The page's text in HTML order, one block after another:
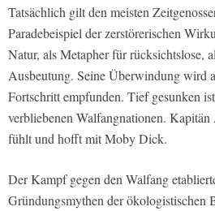
Tatsächlich gilt den meisten
Paradebeispiel der zerstörerischen
Natur, als Metapher für rücksichtslose,
Ausbeutung. Seine Überwindung wird
Fortschritt empfunden. Tief gesunken
verbliebenen Walfangnationen.
fühlt und hofft mit Moby Dick.
Der Kampf gegen den Walfang
Gründungsmythen der ökologistischen